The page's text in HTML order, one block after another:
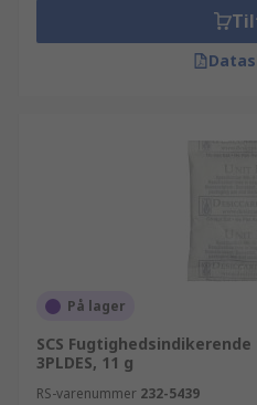
På lager
SCS
3PLDES, 11 g
RS-varenummer 232-5439